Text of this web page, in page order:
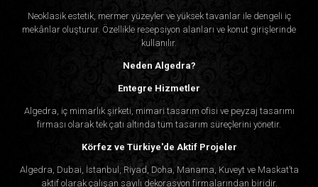
Neoklasik estetik, mermer yüzeyler ve yüksek tavanlar ile dengeli iç
mekânlar oluşturur. Özellikle resepsiyon alanları ve konut girişlerinde
kullanılır.
Neden Algedra?
Entegre Hizmetler
Algedra, iç mimarlık şirketi, mimari tasarım ofisi ve peyzaj tasarımı
firması olarak tek çatı altında tüm tasarım süreçlerini yönetir.
Körfez ve Türkiye'de Aktif Projeler
Algedra, Dubai, İstanbul, Riyad, Doha, Manama, Kuveyt ve Maskat’ta
aktif olarak çalışan sayılı dekorasyon firmalarından biridir.